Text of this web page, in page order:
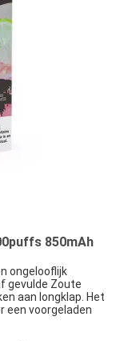
850mAh
ongelooflijk
gevulde Zoute
aan longklap. Het
een voorgeladen